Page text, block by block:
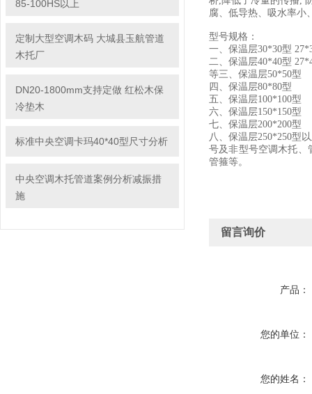
85-100HS以上
定制大型空调木码 大城县玉航管道
木托厂
DN20-1800mm支持定做 红松木保
冷垫木
标准中央空调卡玛40*40型尺寸分析
中央空调木托管道案例分析减振措
施
腐、低导热、吸水率小
型号规格：
一、保温层30*30型
二、保温层40*40型
等三、保温层50*50型
四、保温层80*80型
五、保温层100*100型
六、保温层150*150型
七、保温层200*200型
八、保温层250*250型
号及非型号空调木托、
管箍等。
留言询价
产品：
您的单位：
您的姓名：